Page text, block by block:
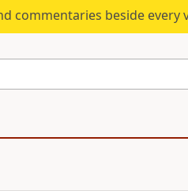
commentaries beside every